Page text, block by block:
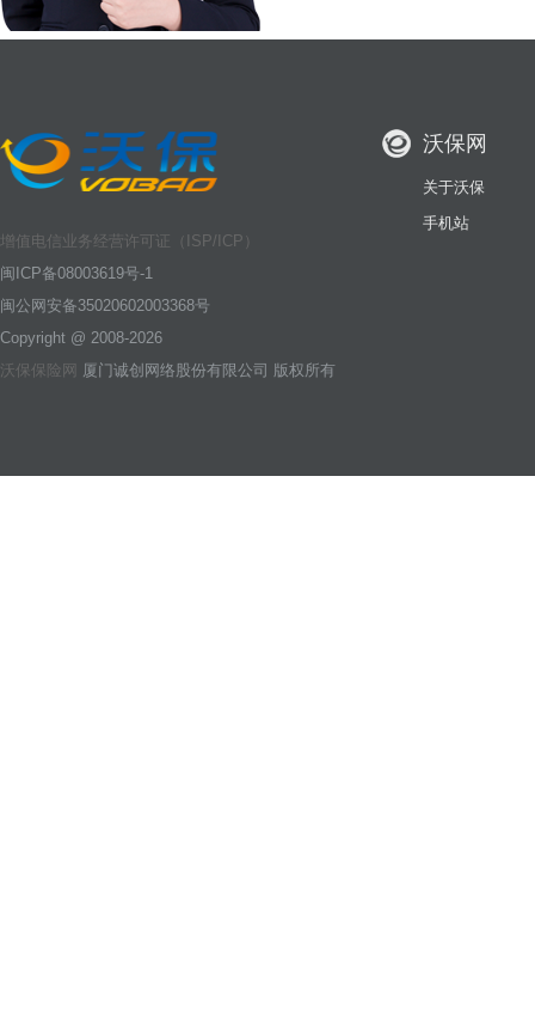
增值电信业务经营许可证（ISP/ICP）
闽ICP备08003619号-1
闽公网安备35020602003368号
Copyright @ 2008-2026
沃保保险网 厦门诚创网络股份有限公司 版权所有
沃保网
关于沃保
手机站